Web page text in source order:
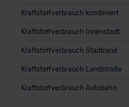
Kraftstoffverbrauch kombiniert
Kraftstoffverbrauch Innenstadt
Kraftstoffverbrauch Stadtrand
Kraftstoffverbrauch Landstraße
Kraftstoffverbrauch Autobahn